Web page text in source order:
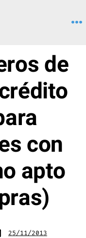
de
con
apto
25/11/2013